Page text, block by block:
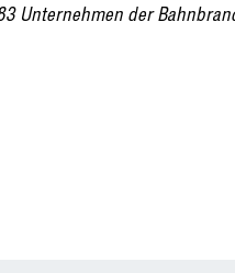
Unternehmen der